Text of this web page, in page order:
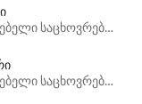
დასასვენებელი საცხოვრებლები
დასასვენებელი საცხოვრებლები